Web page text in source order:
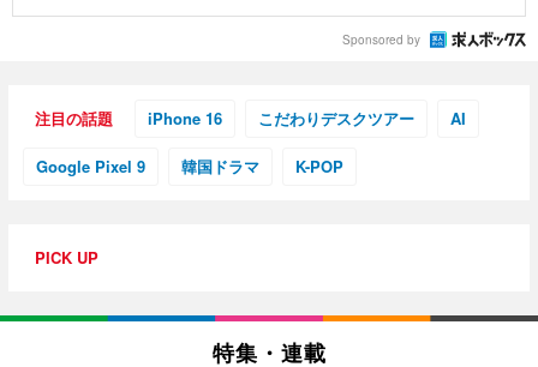
Sponsored by
注目の話題 iPhone 16 こだわりデスクツアー AI
Google Pixel 9 韓国ドラマ K-POP
PICK UP
特集・連載